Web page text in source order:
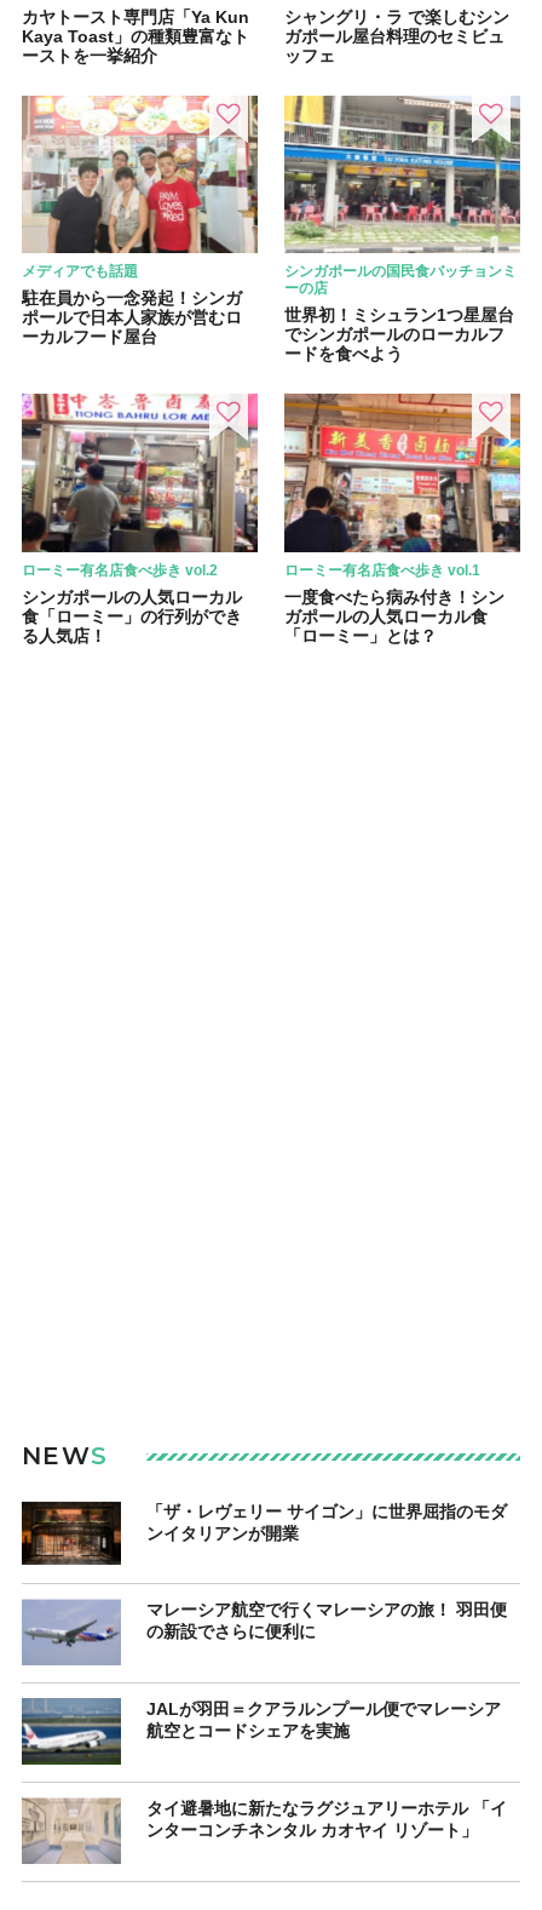
カヤトースト専門店「Ya Kun
Kaya Toast」の種類豊富なト
ーストを一挙紹介
シャングリ・ラ で楽しむシン
ガポール屋台料理のセミビュ
ッフェ
メディアでも話題
駐在員から一念発起！シンガ
ポールで日本人家族が営むロ
ーカルフード屋台
シンガポールの国民食バッチョンミ
ーの店
世界初！ミシュラン1つ星屋台
でシンガポールのローカルフ
ードを食べよう
ローミー有名店食べ歩き vol.2
シンガポールの人気ローカル
食「ローミー」の行列ができ
る人気店！
ローミー有名店食べ歩き vol.1
一度食べたら病み付き！シン
ガポールの人気ローカル食
「ローミー」とは？
NEWS
「ザ・レヴェリー サイゴン」に世界屈指のモダ
ンイタリアンが開業
マレーシア航空で行くマレーシアの旅！ 羽田便
の新設でさらに便利に
JALが羽田＝クアラルンプール便でマレーシア
航空とコードシェアを実施
タイ避暑地に新たなラグジュアリーホテル 「イ
ンターコンチネンタル カオヤイ リゾート」